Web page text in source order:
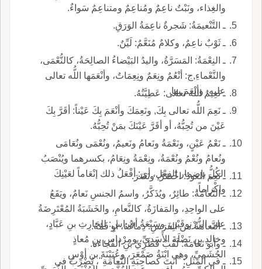
والغِذاء، ونَبْتٌ ناعِمٌ ومُناعِمٌ ومتناعِمٌ سَواءٌ.
ـ التَّنْعيمَةُ: شَجرةٌ ناعِمَةُ الوَرَقِ.
ـ ثَوْبٌ ناعِمٌ، وكلامٌ مُنَعَّمٌ: لَيِّنٌ.
ـ النِعْمَةُ: المَسَرَّةُ، واليدُ البَيْضاءُ الصالِحَةُ، كالنُّعْمَى،
والنَّعْماءِ,ج: أنْعُمٌ ونِعَمٌ ونِعِمَاتٌ، وأنْعَمَها اللُّه تعالى
عليه، وأنْعَمَ بها.
ـ نَعِيمُ الله تعالى: عَطِيَّتُهُ.
ـ نَعِمَ اللُّه تعالى بِكَ, ونَعِمَكَ وأنْعَمَ بِكَ عَيْناً: أقَرَّ بِكَ
عَيْنَ من تُحِبُّهُ، أو أقَرَّ عَيْنَكَ بمَنْ تُحِبُّهُ.
ـ نَعْمُ عَيْنٍ، ونَعْمَةُ ونَعامُ ونَعيمُ، ونُعْمَى ونُعَامَى
ونُعامُ ونُعْمُ ونُعْمَةُ، ونِعْمَةُ ونِعَامُ، بكسرهما ويُنْصَبُ
الكُلُّ بإضمار الفِعْلِ، أي: أفْعَلُ ذلك إنْعَاماً لعَيْنِكَ
وإكْراماً.
ـ نَعِمَ العودُ: اخْضَرَّ، ونَضَرَ.
ـ النَّعامَةُ: طائِرٌ، ويُذَكَّرُ، واسمُ الجنسِ نَعامٌ، ويَقَعُ
على الواحِدِ، والمَفازَةُ، كالنَّعامِ، والخَشَبَةُ المُعْتَرِضَةُ
على الزُّرْنوقَيْنِ، وسَبْعَةُ أفراسٍ: للحَارِثِ بنِ عَبَّادٍ،
وخالِدِ بنِ نَضْلَةَ الأَسَدِيِّ، ومِرْداسِ بنِ مُعاذٍ
الجُشَمِيِّ، وهي ابْنَةُ صَمْعَرَ، وعُيَيْنَةَ بنِ أوْسٍ
ـ النَّعامَةُ من الفَرَسِ: دِماغُهُ، أو فَمُهُ.
ـ وأبو نَعامَةَ: لَقَبُ قَطَرِيِّ بنِ الفُجاءة.
ـ في المَثَلِ: ''أنتَ كصاحِبَةِ النَّعامَةِ''، يُضْرَبُ في